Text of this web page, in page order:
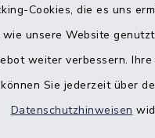
Cookies, die es uns
unsere Website
weiter verbessern.
Sie jederzeit über
Datenschutzhinweisen
Zulassungsbehörde